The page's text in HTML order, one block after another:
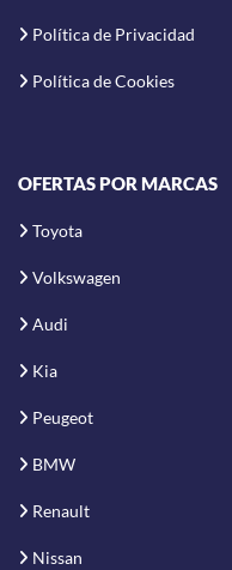
Política de Privacidad
Política de Cookies
OFERTAS POR MARCAS
Toyota
Volkswagen
Audi
Kia
Peugeot
BMW
Renault
Nissan